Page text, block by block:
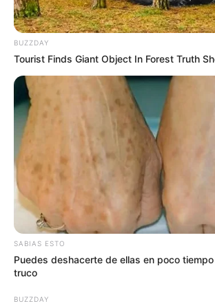
mejor percepción de seguridad.
Lea También:
frailejones en el municipio de Murillo -
BUZZDAY
Tourist Finds Giant Object In Forest Truth
SABIAS ESTO
Puedes deshacerte de ellas en poco
truco
BUZZDAY